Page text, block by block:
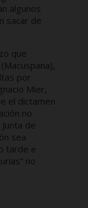
algunos
sacar de
que
por
Mier,
el dictamen
no
de
sea
tarde e
no